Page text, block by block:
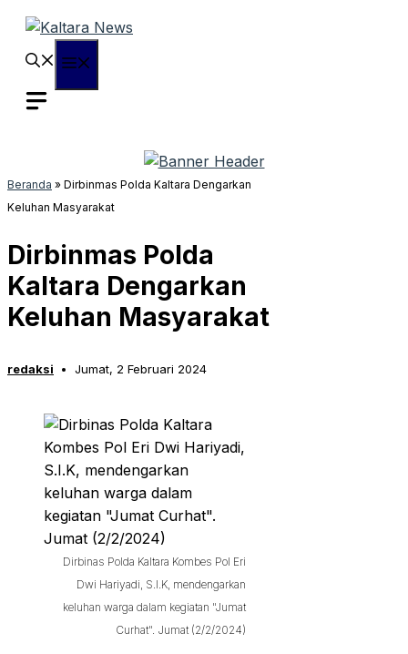
Langsung
Beranda » Dirbinmas Polda Kaltara Dengarkan
Keluhan Masyarakat
Dirbinmas Polda
Kaltara Dengarkan
Keluhan Masyarakat
redaksi Jumat, 2 Februari 2024
Dirbinas Polda Kaltara Kombes Pol Eri
Dwi Hariyadi, S.I.K, mendengarkan
keluhan warga dalam kegiatan "Jumat
Curhat". Jumat (2/2/2024)